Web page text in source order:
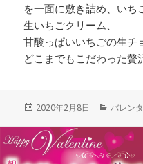
を一面に敷き詰め、いち
生いちごクリーム、
甘酸っぱいいちごの生チ
どこまでもこだわった
投
日:
2020年2月8日
カ
ゴ
リ
ー
バレン